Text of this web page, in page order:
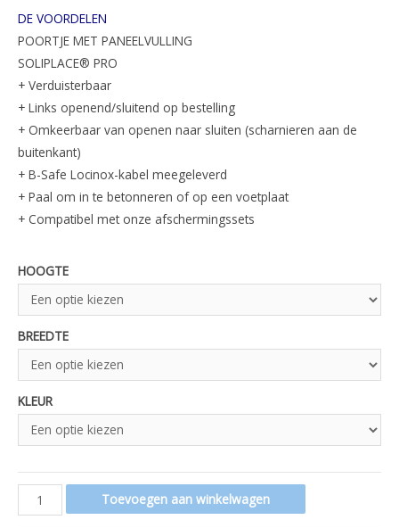
DE VOORDELEN
POORTJE MET PANEELVULLING
SOLIPLACE® PRO
+ Verduisterbaar
+ Links openend/sluitend op bestelling
+ Omkeerbaar van openen naar sluiten (scharnieren aan de
buitenkant)
+ B-Safe Locinox-kabel meegeleverd
+ Paal om in te betonneren of op een voetplaat
+ Compatibel met onze afschermingssets
HOOGTE
BREEDTE
KLEUR
POORT
SOLIPLACE
Toevoegen aan winkelwagen